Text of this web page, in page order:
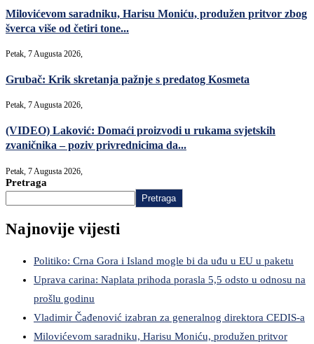
Milovićevom saradniku, Harisu Moniću, produžen pritvor zbog
šverca više od četiri tone...
Petak, 7 Augusta 2026,
Grubač: Krik skretanja pažnje s predatog Kosmeta
Petak, 7 Augusta 2026,
(VIDEO) Laković: Domaći proizvodi u rukama svjetskih
zvaničnika – poziv privrednicima da...
Petak, 7 Augusta 2026,
Pretraga
Pretraga
Najnovije vijesti
Politiko: Crna Gora i Island mogle bi da uđu u EU u paketu
Uprava carina: Naplata prihoda porasla 5,5 odsto u odnosu na
prošlu godinu
Vladimir Čađenović izabran za generalnog direktora CEDIS-a
Milovićevom saradniku, Harisu Moniću, produžen pritvor